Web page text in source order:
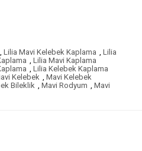
, Lilia Mavi Kelebek Kaplama , Lilia
, Lilia Mavi Kaplama
, Lilia Kelebek Kaplama
Kelebek , Mavi Kelebek
Bileklik , Mavi Rodyum , Mavi